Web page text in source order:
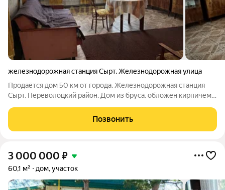
железнодорожная станция Сырт,Железнодорожная улица
Продаётся дом 50 км от города, Железнодорожная станция
Сырт, Переволоцкий район. Дом из бруса, обложен кирпичем
подведены к дому! Двор обнесен забором из профлиста, во
дворе есть гараж и хоз постройки.
Позвонить
3 000 000 ₽
60,1 м² дом, участок